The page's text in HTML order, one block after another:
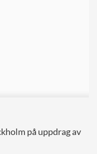
på uppdrag av